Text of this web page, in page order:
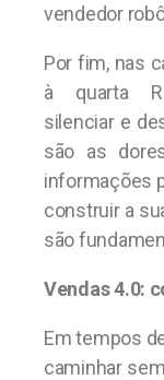
vendedor
Por fim, nas
à quarta
silenciar e
são as
informações
construir a
são
Vendas 4.0:
Em tempos
caminhar